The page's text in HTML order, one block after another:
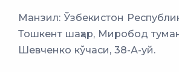
Манзил: Ўзбекистон
Тошкент шаҳар, Миробод
Шевченко кўчаси, 38-А-уй.